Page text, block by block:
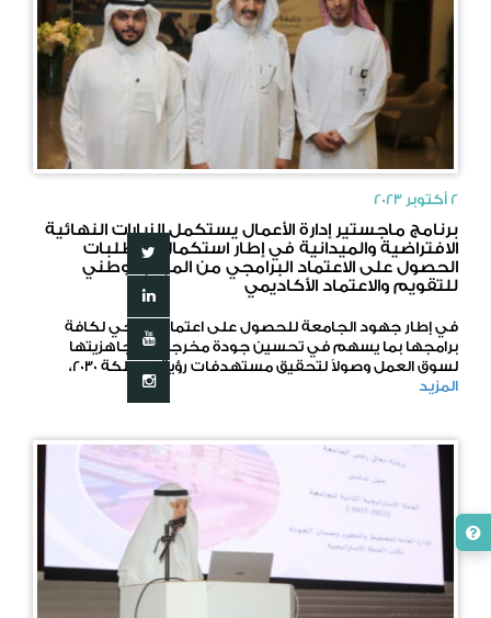
2 أكتوبر 2023
برنامج ماجستير إدارة الأعمال يستكمل الزيارات النهائية
الافتراضية والميدانية في إطار استكمال متطلبات
الحصول على الاعتماد البرامجي من المركز الوطني
للتقويم والاعتماد الأكاديمي
في إطار جهود الجامعة للحصول على اعتماد برامجي لكافة
برامجها بما يسهم في تحسين جودة مخرجاتها وجاهزيتها
لسوق العمل وصولاً لتحقيق مستهدفات رؤية المملكة 2030،
المزيد